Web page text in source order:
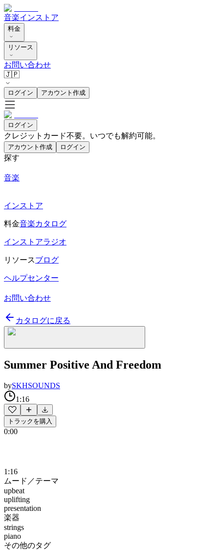
音楽インストア
料金
リソース
お問い合わせ
🇯🇵
ログイン アカウント作成
ログイン
クレジットカード不要。いつでも解約可能。
アカウント作成 ログイン
探す
音楽
インストア
料金音楽カタログ
インストアラジオ
リソースブログ
ヘルプセンター
お問い合わせ
カタログに戻る
Summer Positive And Freedom
bySKHSOUNDS
1:16
トラックを購入
0:00
1:16
ムード／テーマ
upbeat
uplifting
presentation
楽器
strings
piano
その他のタグ